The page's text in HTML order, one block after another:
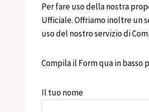
Per fare uso della nostra
Ufficiale. Offriamo inoltre un
uso del nostro servizio di
Compila il Form qua in basso
Il tuo nome